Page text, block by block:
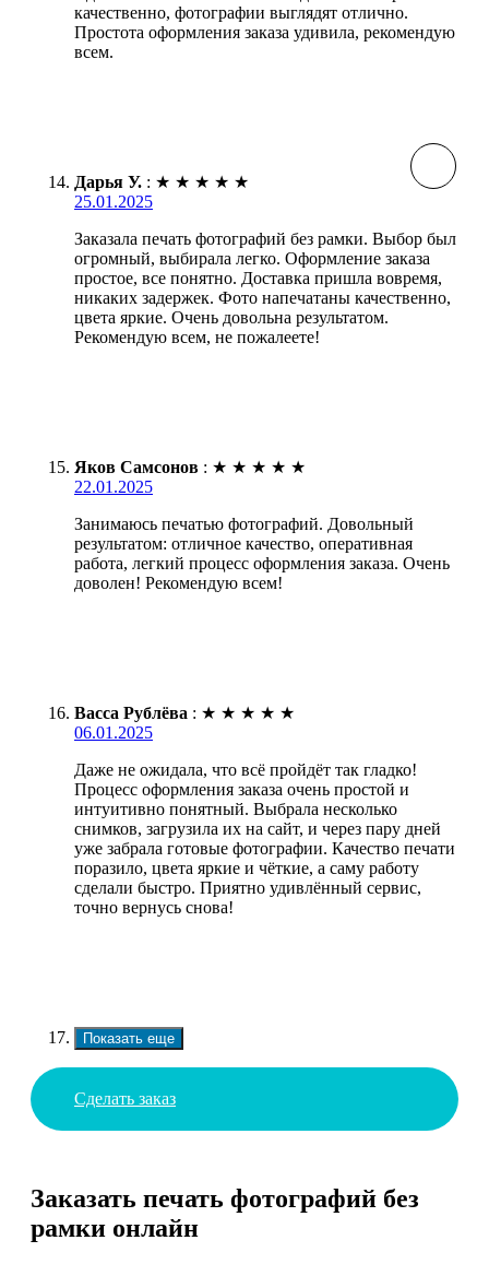
качественно, фотографии выглядят отлично.
Простота оформления заказа удивила, рекомендую
всем.
Дарья У. : ★ ★ ★ ★ ★
25.01.2025
Заказала печать фотографий без рамки. Выбор был
огромный, выбирала легко. Оформление заказа
простое, все понятно. Доставка пришла вовремя,
никаких задержек. Фото напечатаны качественно,
цвета яркие. Очень довольна результатом.
Рекомендую всем, не пожалеете!
Яков Самсонов : ★ ★ ★ ★ ★
22.01.2025
Занимаюсь печатью фотографий. Довольный
результатом: отличное качество, оперативная
работа, легкий процесс оформления заказа. Очень
доволен! Рекомендую всем!
Васса Рублёва : ★ ★ ★ ★ ★
06.01.2025
Даже не ожидала, что всё пройдёт так гладко!
Процесс оформления заказа очень простой и
интуитивно понятный. Выбрала несколько
снимков, загрузила их на сайт, и через пару дней
уже забрала готовые фотографии. Качество печати
поразило, цвета яркие и чёткие, а саму работу
сделали быстро. Приятно удивлённый сервис,
точно вернусь снова!
Показать еще
Сделать заказ
Заказать печать фотографий без
рамки онлайн